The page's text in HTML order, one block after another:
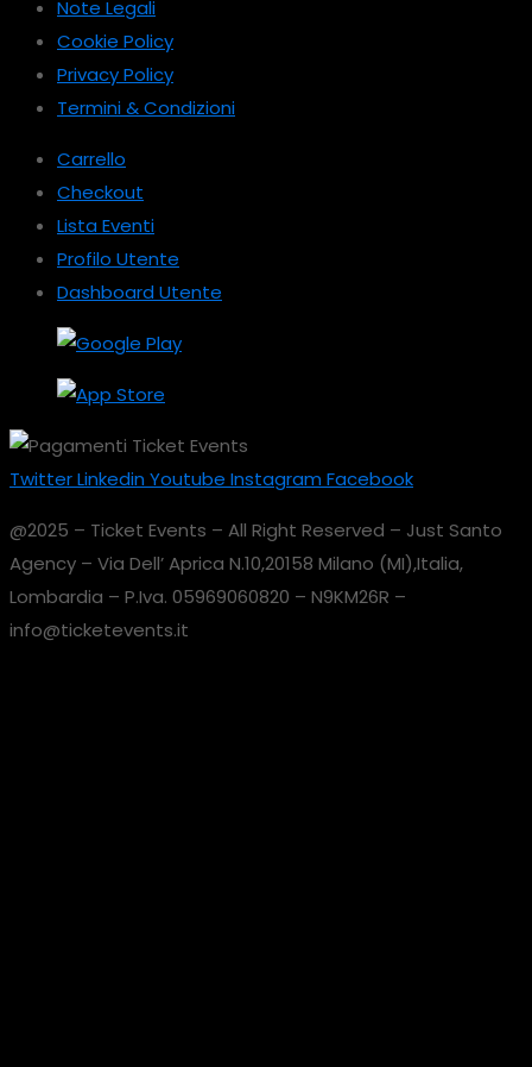
Note Legali
Cookie Policy
Privacy Policy
Termini & Condizioni
Carrello
Checkout
Lista Eventi
Profilo Utente
Dashboard Utente
TwitterLinkedin Youtube Instagram Facebook
@2025 – Ticket Events – All Right Reserved – Just Santo
Agency – Via Dell’ Aprica N.10,20158 Milano (MI),Italia,
Lombardia – P.Iva. 05969060820 – N9KM26R –
info@ticketevents.it